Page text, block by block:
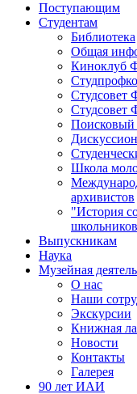
Поступающим
Студентам
Библиотека
Общая
Киноклуб
Студсовет
Студсовет
Поисковый
Школа
архивистов
"История
Выпускникам
Наука
Музейная
О нас
Наши
Экскурсии
Книжная
Новости
Контакты
Галерея
90 лет ИАИ